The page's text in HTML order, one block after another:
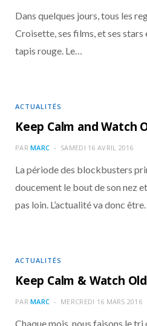
Dans quelques jours, tous les
Croisette, ses films, et ses
tapis rouge. Le…
ACTUALITÉS
Keep Calm and Watch
PAR MARC SAMEDI 16 AVRIL 2016
La période des blockbusters
doucement le bout de son nez
pas loin. L’actualité va donc
ACTUALITÉS
Keep Calm & Watch
PAR MARC MERCREDI 16 MARS 2016
Chaque mois, nous faisons le tri